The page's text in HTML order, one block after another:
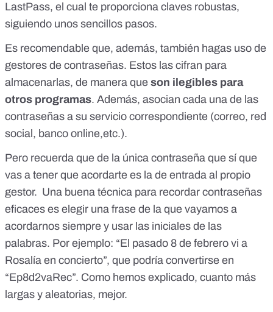
LastPass, el cual te proporciona claves robustas,
siguiendo unos sencillos pasos.
Es recomendable que, además, también hagas uso de
gestores de contraseñas. Estos las cifran para
almacenarlas, de manera que son ilegibles para
otros programas. Además, asocian cada una de las
contraseñas a su servicio correspondiente (correo, red
social, banco online,etc.).
Pero recuerda que de la única contraseña que sí que
vas a tener que acordarte es la de entrada al propio
gestor. Una buena técnica para recordar contraseñas
eficaces es elegir una frase de la que vayamos a
acordarnos siempre y usar las iniciales de las
palabras. Por ejemplo: “El pasado 8 de febrero vi a
Rosalía en concierto”, que podría convertirse en
“Ep8d2vaRec”. Como hemos explicado, cuanto más
largas y aleatorias, mejor.